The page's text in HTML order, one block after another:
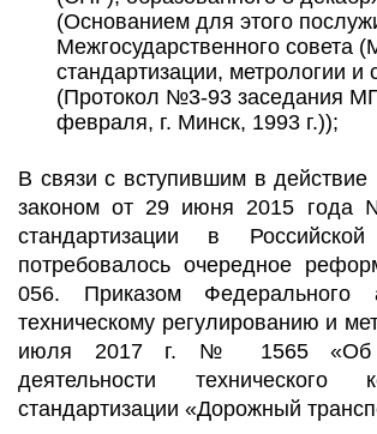
(Основанием для этого
Межгосударственного совета
стандартизации, метрологии и
(Протокол №3-93 заседания
февраля, г. Минск, 1993 г.));
В связи с вступившим в
законом от 29 июня 2015
стандартизации в
потребовалось очередное
056. Приказом Федерального
техническому регулированию и
июля 2017 г. № 1565 «Об
деятельности технического
стандартизации «Дорожный